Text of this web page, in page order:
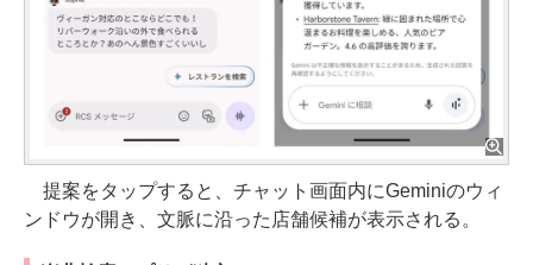
提案をタップすると、チャット画面内にGeminiのウィ
ンドウが開き、文脈に沿った店舗候補が表示される。